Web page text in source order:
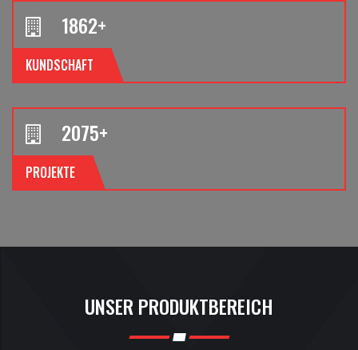
1862+
KUNDSCHAFT
2075+
PROJEKTE
UNSER PRODUKTBEREICH